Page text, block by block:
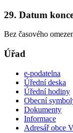
29. Datum
Bez časového
Úřad
e-podatelna
Úřední deska
Úřední hodiny
Obecní
Dokumenty
Informace
Adresář obce